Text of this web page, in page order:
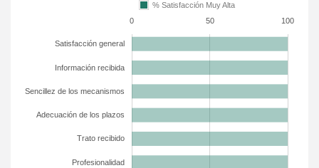
0 50 100
Satisfacción general
Información recibida
Sencillez de los mecanismos
Adecuación de los plazos
Trato recibido
Profesionalidad
% Satisfacción Muy Alta